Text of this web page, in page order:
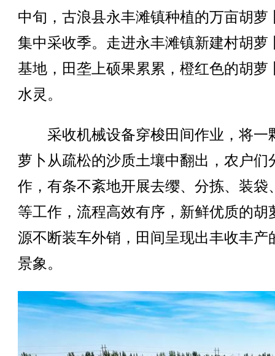
中旬，古浪县永丰滩镇种植的万亩胡萝
集中采收季。走进永丰滩镇新建村胡萝
基地，田垄上硕果累累，橙红色的胡萝
水灵。
采收机械设备穿梭田间作业，将一
萝卜从疏松的沙质土壤中翻出，农户们
作，有条不紊地开展去缨、分拣、装袋
等工作，流程高效有序，新鲜优质的胡
源不断装车外销，田间呈现出丰收丰产
景象。